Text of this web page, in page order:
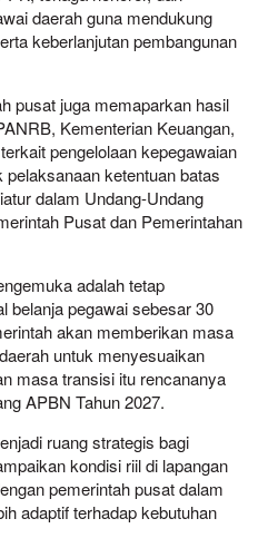
daerah guna mendukung
keberlanjutan pembangunan
pusat juga memaparkan hasil
Kementerian Keuangan,
pengelolaan kepegawaian
ketentuan batas
dalam Undang-Undang
Pusat dan Pemerintahan
adalah tetap
belanja pegawai sebesar 30
akan memberikan masa
untuk menyesuaikan
masa transisi itu rencananya
APBN Tahun 2027.
ruang strategis bagi
kondisi riil di lapangan
pemerintah pusat dalam
adaptif terhadap kebutuhan